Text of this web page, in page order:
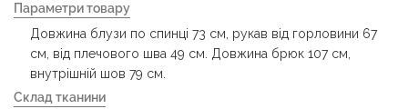
Параметри товару
Довжина блузи по спинці 73 см, рукав від горловини 67
см, від плечового шва 49 см. Довжина брюк 107 см,
внутрішній шов 79 см.
Склад тканини